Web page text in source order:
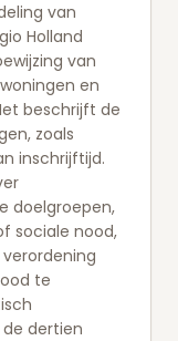
van
Holland
van
en
beschrijft de
zoals
inschrijftijd.
doelgroepen,
sociale nood,
te
dertien